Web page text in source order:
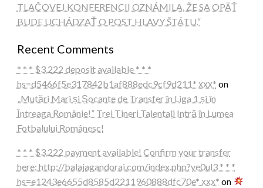
TLAČOVEJ KONFERENCII OZNÁMILA, ŽE SA OPÄŤ
BUDE UCHÁDZAŤ O POST HLAVY ŠTÁTU.“
Recent Comments
* * * $3,222 deposit available * * *
hs=d5466f5e317842b1af888edc9cf9d211* ххх* on
„Mutări Mari și Șocante de Transfer în Liga 1 și în
Întreaga Românie!” Trei Tineri Talentați Intră în Lumea
Fotbalului Românesc!
* * * $3,222 payment available! Confirm your transfer
here: http://balajagandorai.com/index.php?ye0ul3 * * *
hs=e1243e6655d8585d2211960888dfc70e* ххх* on